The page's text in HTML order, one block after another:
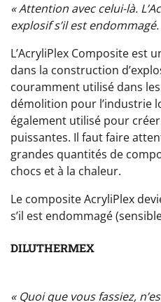
« Attention avec celui-là.
explosif s’il est endommagé.
L’AcryliPlex Composite est
dans la construction
couramment utilisé dans
démolition pour l’industrie
également utilisé pour
puissantes. Il faut faire
grandes quantités de
chocs et à la chaleur.
Le composite AcryliPlex
s’il est endommagé
DILUTHERMEX
« Quoi que vous fassiez,